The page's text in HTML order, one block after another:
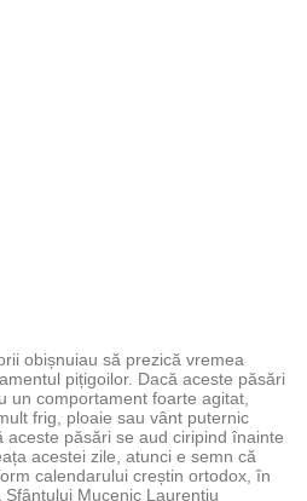
obișnuiau să prezică vremea
pițigoilor. Dacă aceste păsări
un comportament foarte agitat,
frig, ploaie sau vânt puternic
păsări se aud ciripind înainte
acestei zile, atunci e semn că
calendarului creștin ortodox, în
Mucenic Laurențiu